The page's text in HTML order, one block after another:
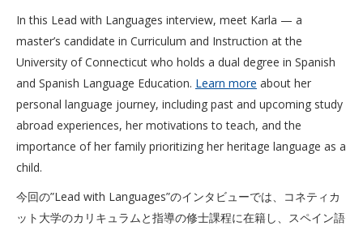
In this Lead with Languages interview, meet Karla — a
master’s candidate in Curriculum and Instruction at the
University of Connecticut who holds a dual degree in Spanish
and Spanish Language Education. Learn more about her
personal language journey, including past and upcoming study
abroad experiences, her motivations to teach, and the
importance of her family prioritizing her heritage language as a
child.
今回の”Lead with Languages”のインタビューでは、コネティカ
ット大学のカリキュラムと指導の修士課程に在籍し、スペイン語